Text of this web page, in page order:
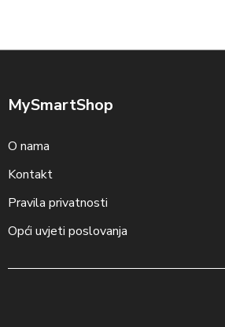
MySmartShop
O nama
Kontakt
Pravila privatnosti
Opći uvjeti poslovanja